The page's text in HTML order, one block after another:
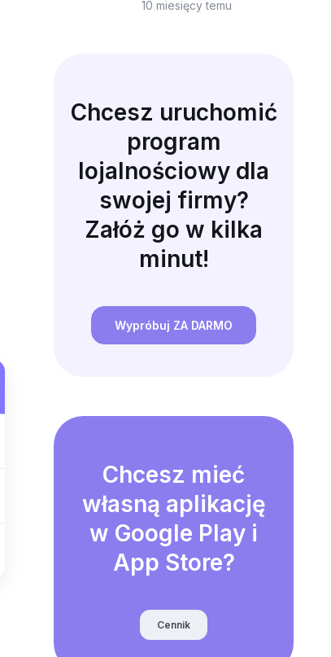
10 miesięcy temu
Chcesz uruchomić
program
lojalnościowy dla
swojej firmy?
Załóż go w kilka
minut!
Wypróbuj ZA DARMO
Chcesz mieć
własną aplikację
w Google Play i
App Store?
Cennik